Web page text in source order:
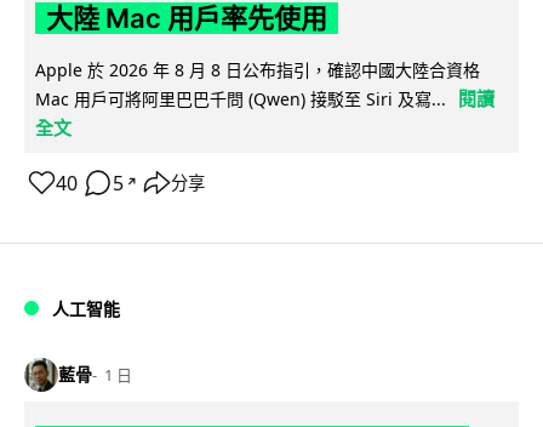
大陸 Mac 用戶率先使用
Apple 於 2026 年 8 月 8 日公布指引，確認中國大陸合資格
Mac 用戶可將阿里巴巴千問 (Qwen) 接駁至 Siri 及寫...
閱讀
全文
40 5 ↗ 分享
人工智能
藍骨 1 日